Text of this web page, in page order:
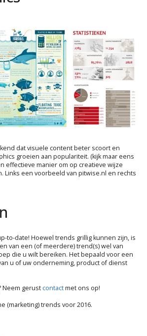
dat visuele content beter scoort en
groeien aan populariteit. (kijk maar eens
effectieve manier om op creatieve wijze
Links een voorbeeld van pitwise.nl en rechts
to-date! Hoewel trends grillig kunnen zijn, is
van een (of meerdere) trend(s) wel van
die u wilt bereiken. Het bepaald voor een
u of uw onderneming, product of dienst
Neem gerust contactmet ons op!
(marketing) trends voor 2016.